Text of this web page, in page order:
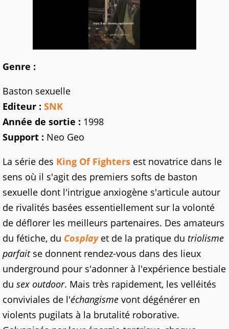
Genre :
Baston sexuelle
Editeur : SNK
Année de sortie : 1998
Support : Neo Geo
La série des King Of Fighters est novatrice dans le
sens où il s'agit des premiers softs de baston
sexuelle dont l'intrigue anxiogène s'articule autour
de rivalités basées essentiellement sur la volonté
de déflorer les meilleurs partenaires. Des amateurs
du fétiche, du Cosplay et de la pratique du triolisme
parfaitse donnent rendez-vous dans des lieux
underground pour s'adonner à l'expérience bestiale
du sex outdoor. Mais très rapidement, les velléités
conviviales de l'échangisme vont dégénérer en
violents pugilats à la brutalité roborative.